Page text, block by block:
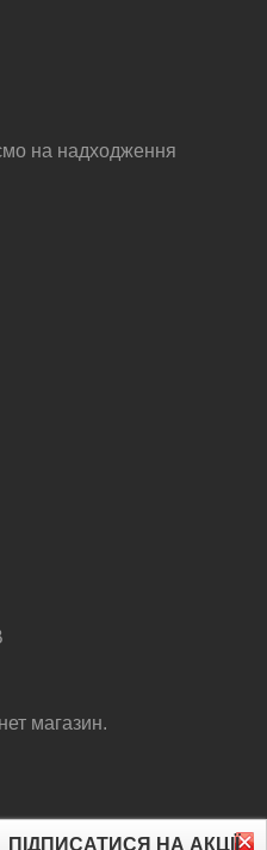
на надходження
магазин.
ПІДПИСАТИСЯ НА АКЦІЇ